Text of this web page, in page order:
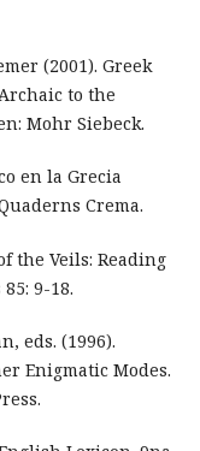
(2001). Greek
to the
Mohr Siebeck.
en la Grecia
Crema.
the Veils: Reading
9-18.
eds. (1996).
Enigmatic Modes.